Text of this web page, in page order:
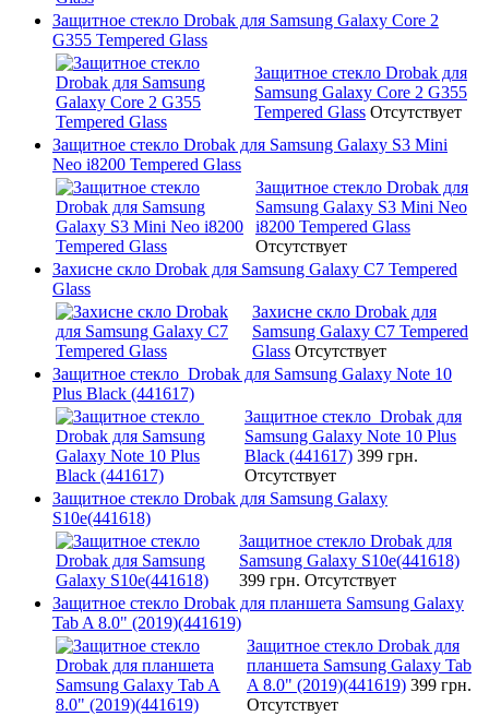
Защитное стекло Drobak для Samsung Galaxy Core 2
G355 Tempered Glass
Защитное стекло Drobak для
Samsung Galaxy Core 2 G355
Tempered Glass Отсутствует
Защитное стекло Drobak для Samsung Galaxy S3 Mini
Neo i8200 Tempered Glass
Защитное стекло Drobak для
Samsung Galaxy S3 Mini Neo
i8200 Tempered Glass
Отсутствует
Захисне скло Drobak для Samsung Galaxy C7 Tempered
Glass
Захисне скло Drobak для
Samsung Galaxy C7 Tempered
Glass Отсутствует
Защитное стекло Drobak для Samsung Galaxy Note 10
Plus Black (441617)
Защитное стекло Drobak для
Samsung Galaxy Note 10 Plus
Black (441617) 399 грн.
Отсутствует
Защитное стекло Drobak для Samsung Galaxy
S10e(441618)
Защитное стекло Drobak для
Samsung Galaxy S10e(441618)
399 грн. Отсутствует
Защитное стекло Drobak для планшета Samsung Galaxy
Tab A 8.0" (2019)(441619)
Защитное стекло Drobak для
планшета Samsung Galaxy Tab
A 8.0" (2019)(441619) 399 грн.
Отсутствует